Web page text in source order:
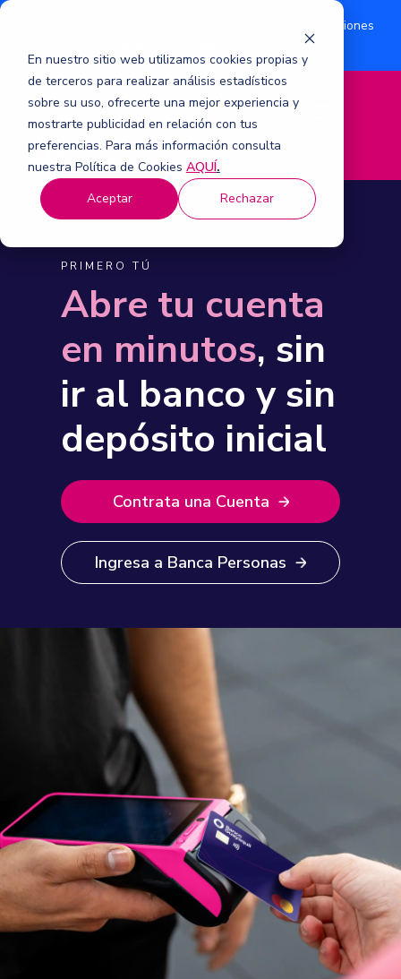
En nuestro sitio web utilizamos cookies propias y
de terceros para realizar análisis estadísticos
sobre su uso, ofrecerte una mejor experiencia y
mostrarte publicidad en relación con tus
preferencias. Para más información consulta
nuestra Política de Cookies AQUÍ.
Aceptar
Rechazar
¿Eres accionista? Conoce acerca de la suscripción de acciones
M
e
n
PRIMERO TÚ
Abre tu cuenta
en minutos, sin
ir al banco y sin
depósito inicial
Contrata una Cuenta
Ingresa a Banca Personas